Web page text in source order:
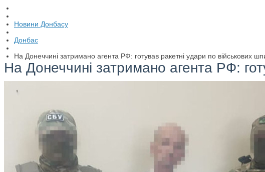
Новини Донбасу
Донбас
На Донеччині затримано агента РФ: готував ракетні удари по військових
На Донеччині затримано агента РФ: